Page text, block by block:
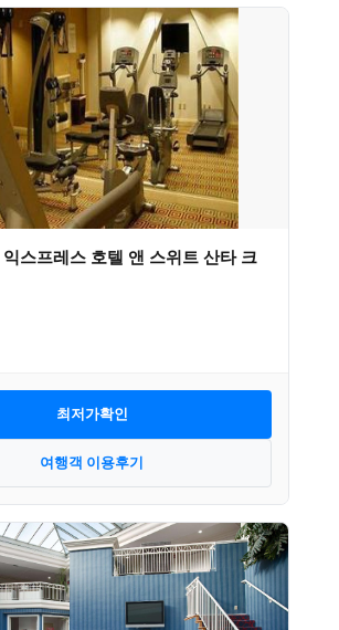
스프레스 호텔 앤 스위트 산타 크
최저가확인
여행객 이용후기